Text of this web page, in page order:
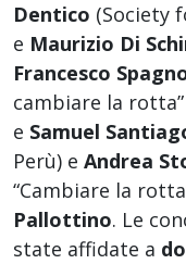
Dentico (Society
e Maurizio Di
Francesco
cambiare la
e Samuel
Perù) e Andrea
“Cambiare la
Pallottino. Le
state affidate a